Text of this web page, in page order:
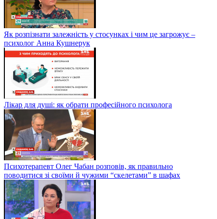
Як розпізнати залежність у стосунках і чим це загрожує –
психолог Анна Кушнерук
Лікар для душі: як обрати професійного психолога
Психотерапевт Олег Чабан розповів, як правильно
поводитися зі своїми й чужими “скелетами” в шафах